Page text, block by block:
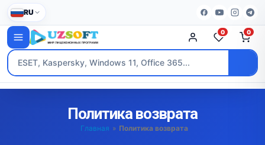
RU
0 0
Политика возврата
Главная » Политика возврата